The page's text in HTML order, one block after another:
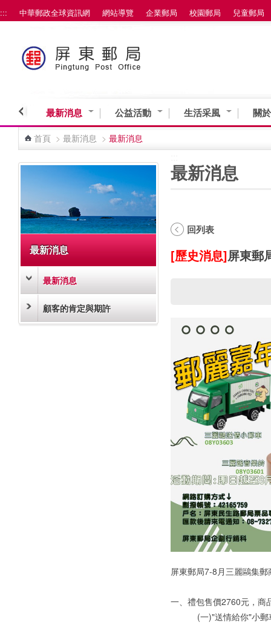
跳到主要內容區塊
::: 中華郵政全球資訊網 網站導覽 企業郵局 校園郵局 兒童郵局
最新消息 公益活動 生活采風 關
首頁 > 最新消息 > 最新消息
最新消息
最新消息
顧客的肯定與期許
最新消息
回列表
[歷史消息]屏東郵
屏東郵局7-8月三麗鷗集
一、禮包售價2760元，商
(一)"送情給你"小郵車